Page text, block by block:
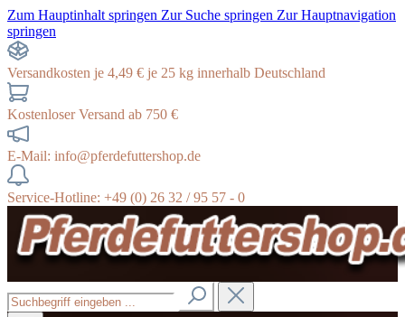
Zum Hauptinhalt springen Zur Suche springen Zur Hauptnavigation
springen
Versandkosten je 4,49 € je 25 kg innerhalb Deutschland
Kostenloser Versand ab 750 €
E-Mail: info@pferdefuttershop.de
Service-Hotline: +49 (0) 26 32 / 95 57 - 0